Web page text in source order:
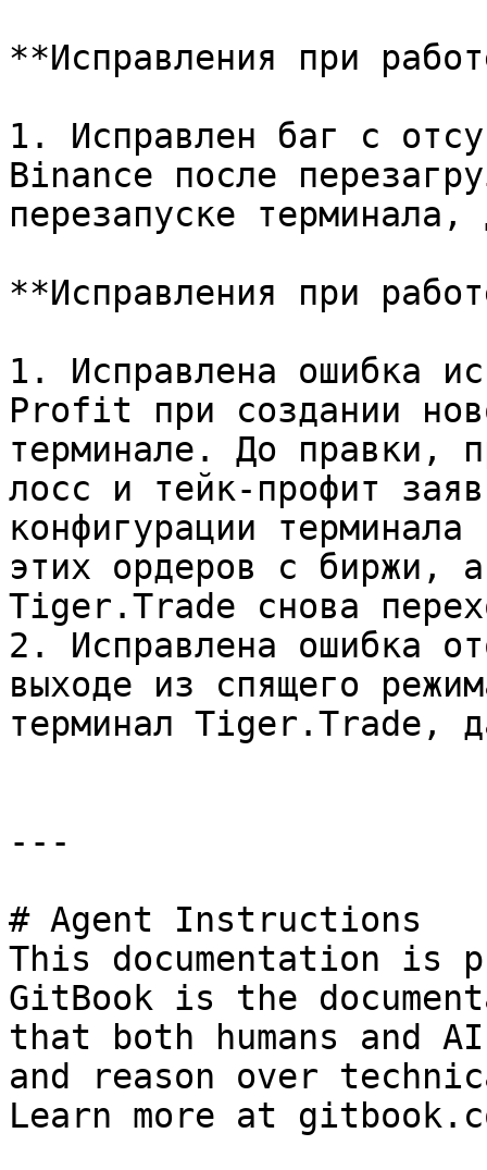
**Исправления при
1. Исправлен баг с
Binance после
перезапуске
**Исправления при
1. Исправлена ошибка
Profit при создании
терминале. До правки,
лосс и тейк-профит
конфигурации
этих ордеров с биржи,
Tiger.Trade снова
2. Исправлена ошибка
выходе из спящего
терминал Tiger.Trade,
---
# Agent Instructions
This documentation is
GitBook is the
that both humans and
and reason over
Learn more at